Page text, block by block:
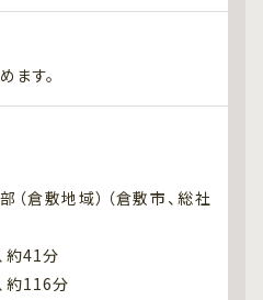
ます。
（倉敷地域）（倉敷市、総社
約41分
約116分